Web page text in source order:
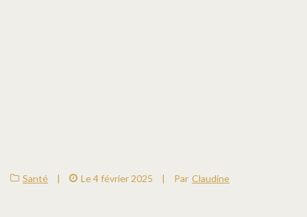
Santé | Le 4 février 2025 | Par Claudine